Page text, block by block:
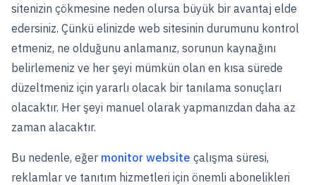
sitenizin çökmesine neden olursa büyük bir avantaj elde
edersiniz. Çünkü elinizde web sitesinin durumunu kontrol
etmeniz, ne olduğunu anlamanız, sorunun kaynağını
belirlemeniz ve her şeyi mümkün olan en kısa sürede
düzeltmeniz için yararlı olacak bir tanılama sonuçları
olacaktır. Her şeyi manuel olarak yapmanızdan daha az
zaman alacaktır.
Bu nedenle, eğer monitor website çalışma süresi,
reklamlar ve tanıtım hizmetleri için önemli abonelikleri